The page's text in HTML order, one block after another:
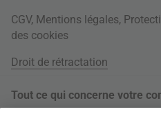
CGV, Mentions légales,
des cookies
Droit de rétractation
Tout ce qui concerne votre